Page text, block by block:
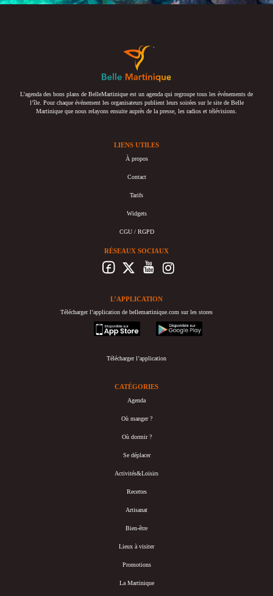
L’agenda des bons plans de BelleMartinique est un agenda qui regroupe tous les événements de
l’île. Pour chaque événement les organisateurs publient leurs soirées sur le site de Belle
Martinique que nous relayons ensuite auprès de la presse, les radios et télévisions.
LIENS UTILES
À propos
Contact
Tarifs
Widgets
CGU / RGPD
RÉSEAUX SOCIAUX
L’APPLICATION
Télécharger l’application de bellemartinique.com sur les stores
appstore
googleplay
Télécharger l’application
CATÉGORIES
Agenda
Où manger ?
Où dormir ?
Se déplacer
Activités&Loisirs
Recettes
Artisanat
Bien-être
Lieux à visiter
Promotions
La Martinique